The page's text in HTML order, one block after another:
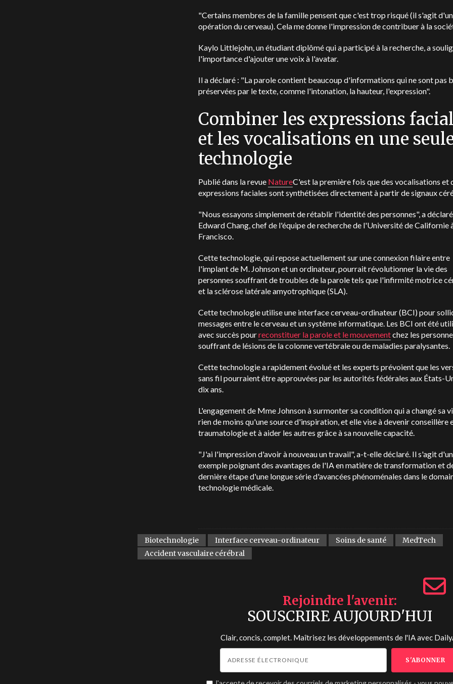
"Certains membres de la famille pensent que c'est trop risqué (il s'agit
opération du cerveau). Cela me donne l'impression de contribuer à la
Kaylo Littlejohn, un étudiant diplômé qui a participé à la recherche, a
l'importance d'ajouter une voix à l'avatar.
Il a déclaré : "La parole contient beaucoup d'informations qui ne sont pas
préservées par le texte, comme l'intonation, la hauteur, l'expression".
Combiner les expressions
et les vocalisations en une
technologie
Publié dans la revue NatureC'est la première fois que des vocalisations et
expressions faciales sont synthétisées directement à partir de signaux
"Nous essayons simplement de rétablir l'identité des personnes", a
Edward Chang, chef de l'équipe de recherche de l'Université de Californie
Francisco.
Cette technologie, qui repose actuellement sur une connexion filaire entre
l'implant de M. Johnson et un ordinateur, pourrait révolutionner la vie des
personnes souffrant de troubles de la parole tels que l'infirmité motrice
et la sclérose latérale amyotrophique (SLA).
Cette technologie utilise une interface cerveau-ordinateur (BCI) pour
messages entre le cerveau et un système informatique. Les BCI ont été
avec succès pourreconstituer la parole et le mouvementchez les
souffrant de lésions de la colonne vertébrale ou de maladies paralysantes.
Cette technologie a rapidement évolué et les experts prévoient que les
sans fil pourraient être approuvées par les autorités fédérales aux États-
dix ans.
L'engagement de Mme Johnson à surmonter sa condition qui a changé sa
rien de moins qu'une source d'inspiration, et elle vise à devenir conseillère
traumatologie et à aider les autres grâce à sa nouvelle capacité.
"J'ai l'impression d'avoir à nouveau un travail", a-t-elle déclaré. Il s'agit d'un
exemple poignant des avantages de l'IA en matière de transformation et
dernière étape d'une longue série d'avancées phénoménales dans le
technologie médicale.
Biotechnologie Interface cerveau-ordinateur Soins de santé
MedTech
Accident vasculaire cérébral
Rejoindre l'avenir
SOUSCRIRE AUJOURD'HUI
Clair, concis, complet. Maîtrisez les développements de l'IA avec